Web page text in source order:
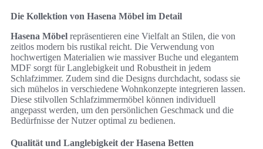
Die Kollektion von Hasena Möbel im Detail
Hasena Möbel repräsentieren eine Vielfalt an Stilen, die von
zeitlos modern bis rustikal reicht. Die Verwendung von
hochwertigen Materialien wie massiver Buche und elegantem
MDF sorgt für Langlebigkeit und Robustheit in jedem
Schlafzimmer. Zudem sind die Designs durchdacht, sodass sie
sich mühelos in verschiedene Wohnkonzepte integrieren lassen.
Diese stilvollen Schlafzimmermöbel können individuell
angepasst werden, um den persönlichen Geschmack und die
Bedürfnisse der Nutzer optimal zu bedienen.
Qualität und Langlebigkeit der Hasena Betten